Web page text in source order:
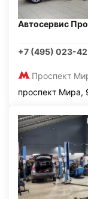
Автосервис
+7 (495) 023-
Проспект
проспект Мира,